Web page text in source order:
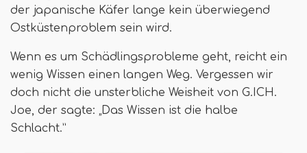
der japanische Käfer lange kein überwiegend
Ostküstenproblem sein wird.
Wenn es um Schädlingsprobleme geht, reicht ein
wenig Wissen einen langen Weg. Vergessen wir
doch nicht die unsterbliche Weisheit von G.ICH.
Joe, der sagte: „Das Wissen ist die halbe
Schlacht.”